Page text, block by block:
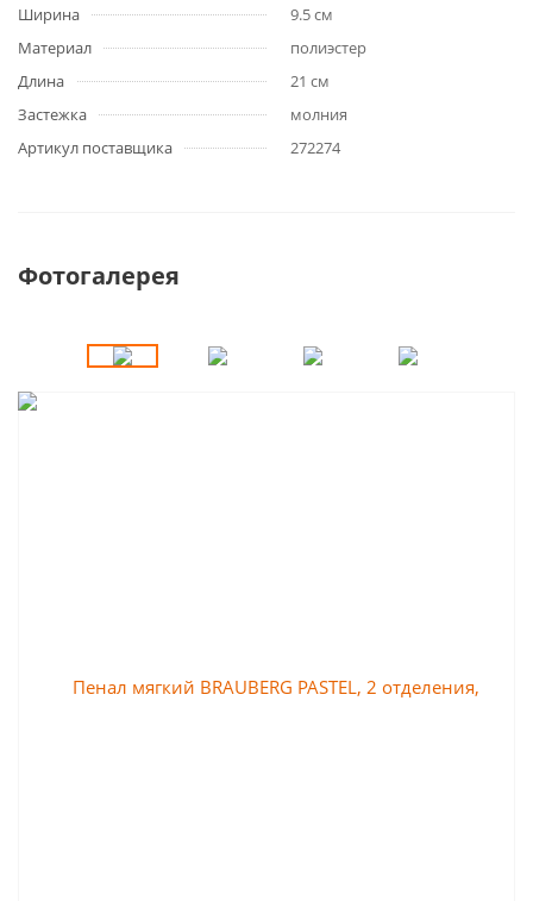
Ширина
9.5 см
Материал
полиэстер
Длина
21 см
Застежка
молния
Артикул поставщика
272274
Фотогалерея